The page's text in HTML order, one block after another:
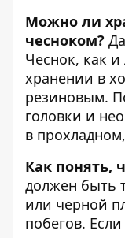
Можно ли
чесноком?
Чеснок, как и
хранении в
резиновым.
головки и
в
Как понять,
должен быть
или черной
побегов.